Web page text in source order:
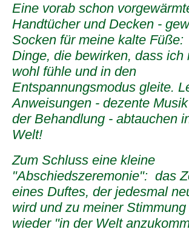
Eine vorab schon
Handtücher und Decken -
Socken für meine kalte
Dinge, die bewirken, dass ich
wohl fühle und in den
Entspannungsmodus gleite.
Anweisungen - dezente
der Behandlung - abtauchen
Welt!
Zum Schluss eine kleine
"Abschiedszeremonie": das
eines Duftes, der jedesmal
wird und zu meiner
wieder "in der Welt